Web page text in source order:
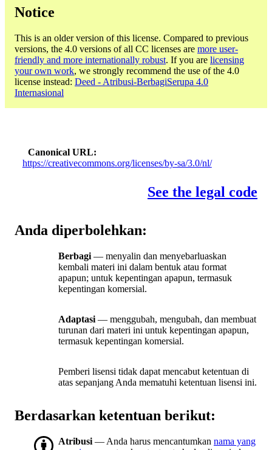
Notice
This is an older version of this license. Compared to previous
versions, the 4.0 versions of all CC licenses are more user-
friendly and more internationally robust. If you are licensing
your own work, we strongly recommend the use of the 4.0
license instead: Deed - Atribusi-BerbagiSerupa 4.0
Internasional
Canonical URL
https://creativecommons.org/licenses/by-sa/3.0/nl/
See the legal code
Anda diperbolehkan:
Berbagi — menyalin dan menyebarluaskan
kembali materi ini dalam bentuk atau format
apapun; untuk kepentingan apapun, termasuk
kepentingan komersial.
Adaptasi — menggubah, mengubah, dan membuat
turunan dari materi ini untuk kepentingan apapun,
termasuk kepentingan komersial.
Pemberi lisensi tidak dapat mencabut ketentuan di
atas sepanjang Anda mematuhi ketentuan lisensi ini.
Berdasarkan ketentuan berikut:
Atribusi — Anda harus mencantumkan nama yang